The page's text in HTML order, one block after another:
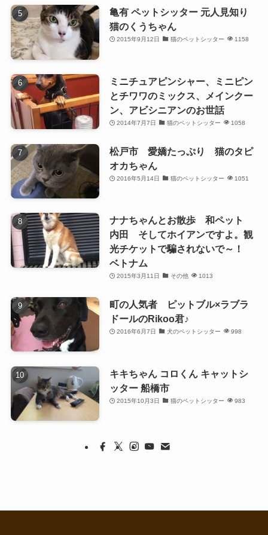
亀有 ペットシッター 元人見知り
猫のくうちゃん
2015年9月12日 猫のペットシッター 1158
ミニチュアピンシャー、ミニピン
とチワワのミックス、メインクー
ン、アビシニアンのお世話
2014年7月7日 猫のペットシッター 1058
松戸市 愛嬌たっぷり 猫のタピ
オカちゃん
2016年5月14日 猫のペットシッター 1051
ナナちゃんとお散歩 和ペット
内田 そしてホイアンですよ。観
光チケットで騙されないで～！
ベトナム
2015年3月11日 その他 1013
町の人気者 ピットブル×ラブラ
ドールのRikoo君♪
2016年6月7日 犬のペットシッター 998
キキちゃん コロくん キャットシ
ッター 船橋市
2015年10月3日 猫のペットシッター 983